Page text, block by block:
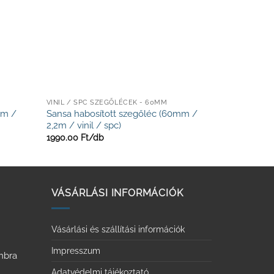
/
VINIL / SPC SZEGŐLÉCEK - 60MM
Sansa habosított szegőléc (60mm /
2,2m / vinil / spc)
1990.00 Ft/db
VÁSÁRLÁSI INFORMÁCIÓK
Vásárlási és szállítási információk
Impresszum
Adatvédelmi tájékoztató